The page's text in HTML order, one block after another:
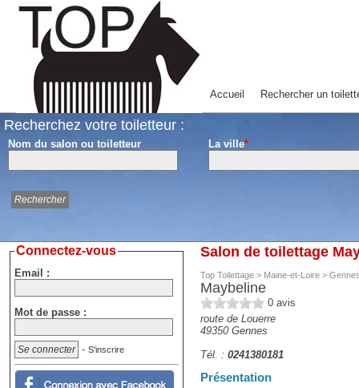
Accueil Rechercher un
Recherchez votre toiletteur :
Nom du salon ou toiletteur La ville*
Salon de toilettage
Top Toilettage > Maine-et-Loire >
Maybeline
0 avis
route de Louerre
49350 Gennes
Tél. : 0241380181
Présentation
Connectez-vous
Email :
Mot de passe :
- S'inscrire